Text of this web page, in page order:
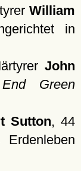
William
in
John
Green
Sutton, 44